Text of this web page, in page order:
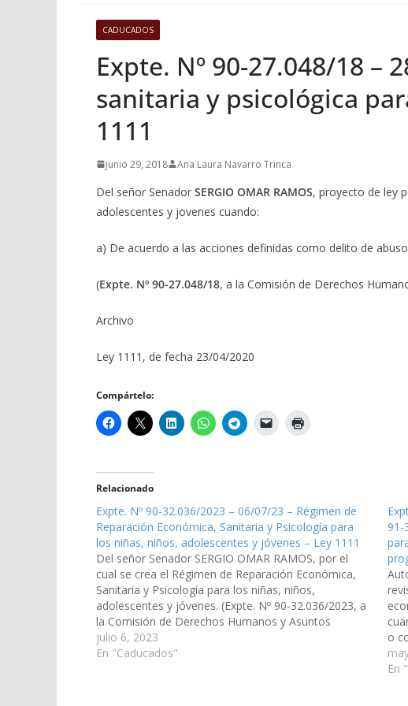
CADUCADOS
Expte. Nº 90-27.048/18 –
sanitaria y psicológica
1111
junio 29, 2018 Ana Laura Navarro Trinca
Del señor Senador SERGIO OMAR RAMOS, proyecto de ley
adolescentes y jovenes cuando:
a) De acuerdo a las acciones definidas como delito de
(Expte. Nº 90-27.048/18, a la Comisión de Derechos
Archivo
Ley 1111, de fecha 23/04/2020
Compártelo:
Relacionado
Expte. Nº 90-32.036/2023 – 06/07/23 – Régimen de
Reparación Económica, Sanitaria y Psicología para
los niñas, niños, adolescentes y jóvenes – Ley 1111
Del señor Senador SERGIO OMAR RAMOS, por el
cual se crea el Régimen de Reparación Económica,
Sanitaria y Psicología para los niñas, niños,
adolescentes y jóvenes. (Expte. Nº 90-32.036/2023, a
la Comisión de Derechos Humanos y Asuntos
Indígenas). Ley 1111, de fecha 13/03/2025 El
Senado y la Cámara de Diputados de la…
julio 6, 2023
En "Caducados"
91-
o
En